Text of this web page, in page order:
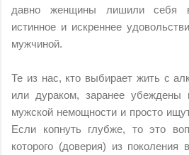
давно женщины лишили себя
истинное и искреннее
мужчиной.
Те из нас, кто выбирает жить с
или дураком, заранее
мужской немощности и просто
Если копнуть глубже, то это
которого (доверия) из